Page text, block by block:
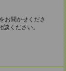
お聞かせくださ
ください。